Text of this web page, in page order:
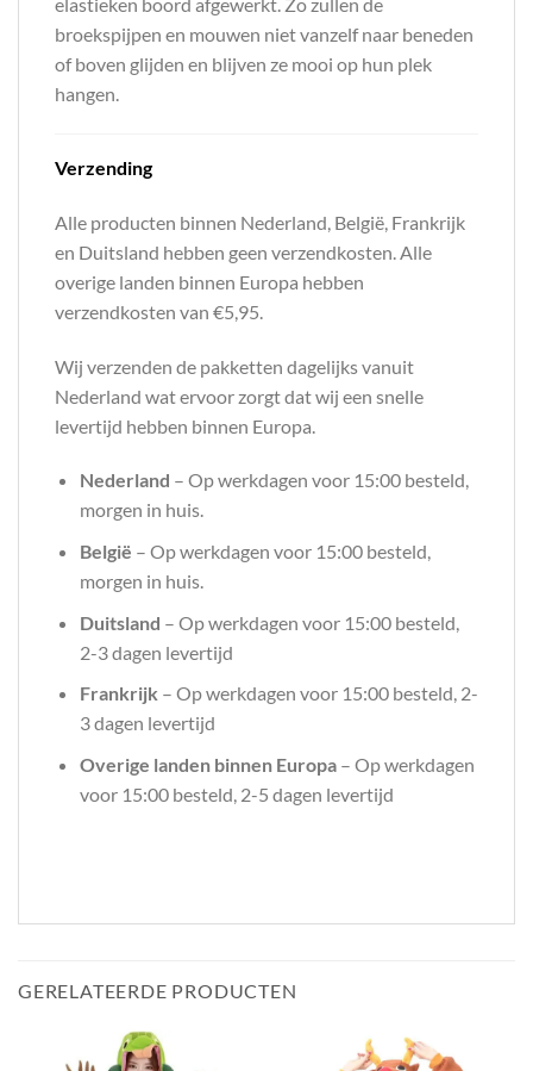
broekspijpen en mouwen niet vanzelf naar beneden
of boven glijden en blijven ze mooi op hun plek
hangen.
Verzending
Alle producten binnen Nederland, België, Frankrijk
en Duitsland hebben geen verzendkosten. Alle
overige landen binnen Europa hebben
verzendkosten van €5,95.
Wij verzenden de pakketten dagelijks vanuit
Nederland wat ervoor zorgt dat wij een snelle
levertijd hebben binnen Europa.
Nederland – Op werkdagen voor 15:00 besteld,
morgen in huis.
België – Op werkdagen voor 15:00 besteld,
morgen in huis.
Duitsland – Op werkdagen voor 15:00 besteld,
2-3 dagen levertijd
Frankrijk – Op werkdagen voor 15:00 besteld, 2-
3 dagen levertijd
Overige landen binnen Europa– Op werkdagen
voor 15:00 besteld, 2-5 dagen levertijd
GERELATEERDE PRODUCTEN